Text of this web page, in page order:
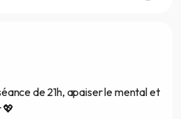
de 21h, apaiser le mental et